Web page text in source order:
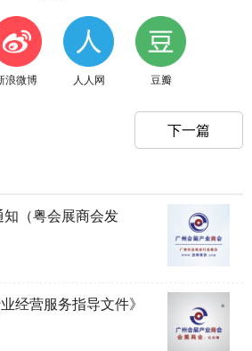
浪微博 人人网 豆瓣
下一篇
（粤会展商会发
经营服务指导文件》